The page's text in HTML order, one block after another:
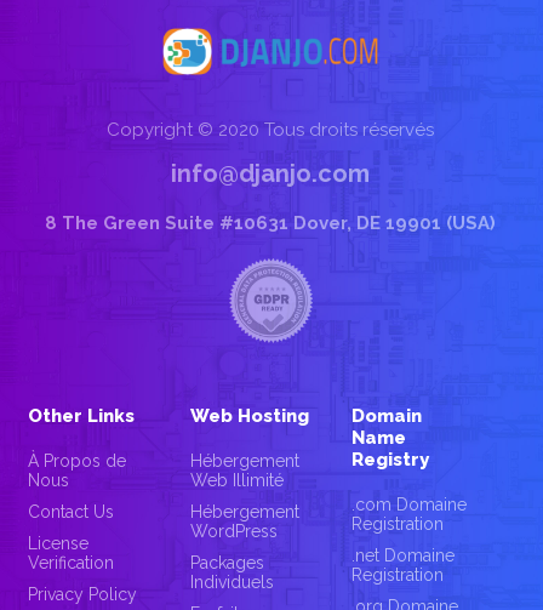
Copyright © 2020 Tous droits réservés
info@djanjo.com
8 The Green Suite #10631 Dover, DE 19901 (USA)
Other Links
À Propos de
Nous
Contact Us
License
Verification
Privacy Policy
Web Hosting
Hébergement
Web Illimité
Hébergement
WordPress
Packages
Individuels
Domain
Name
Registry
.com Domaine
Registration
.net Domaine
Registration
.org Domaine